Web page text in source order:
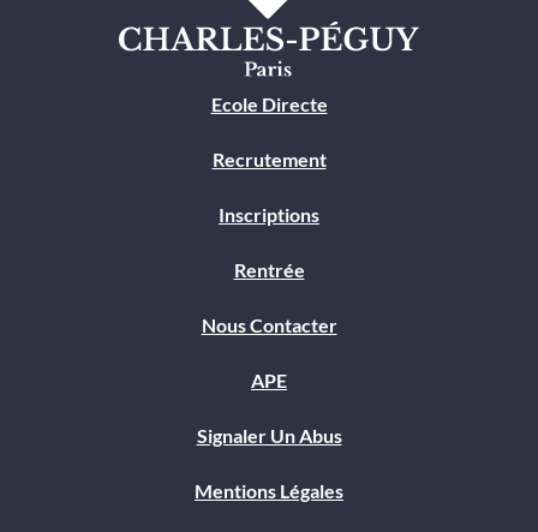
Ecole Directe
Recrutement
Inscriptions
Rentrée
Nous Contacter
APE
Signaler Un Abus
Mentions Légales